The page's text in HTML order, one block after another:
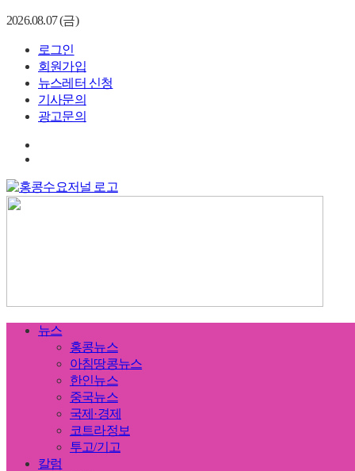
2026.08.07 (금)
로그인
회원가입
뉴스레터 신청
기사문의
광고문의
뉴스
홍콩뉴스
아침땅콩뉴스
한인뉴스
중국뉴스
국제·경제
코트라정보
투고/기고
칼럼